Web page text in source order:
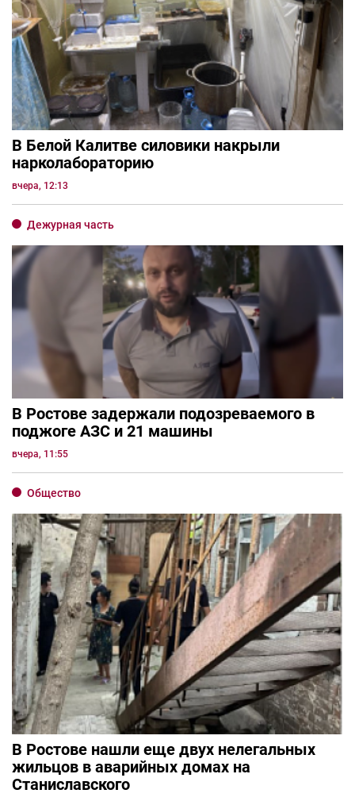
В Белой Калитве силовики накрыли
нарколабораторию
вчера, 12:13
Дежурная часть
В Ростове задержали подозреваемого в
поджоге АЗС и 21 машины
вчера, 11:55
Общество
В Ростове нашли еще двух нелегальных
жильцов в аварийных домах на
Станиславского